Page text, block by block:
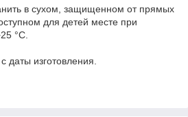
в сухом, защищенном от прямых
для детей месте при
°С.
даты изготовления.